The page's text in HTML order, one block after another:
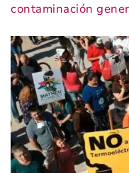
contaminación